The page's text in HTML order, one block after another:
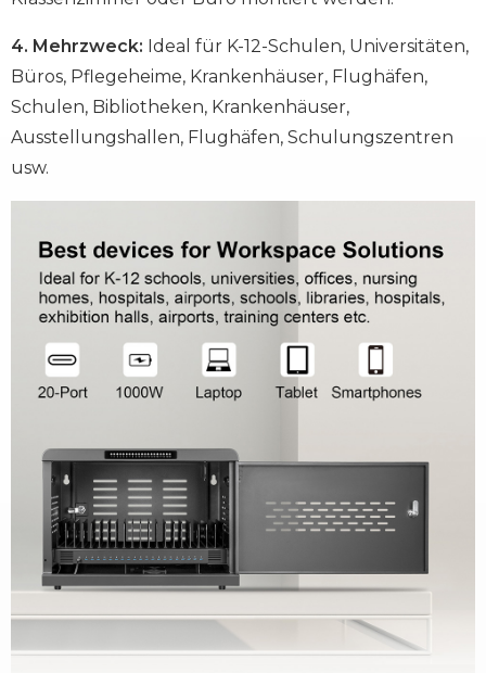
4. Mehrzweck: Ideal für K-12-Schulen, Universitäten,
Büros, Pflegeheime, Krankenhäuser, Flughäfen,
Schulen, Bibliotheken, Krankenhäuser,
Ausstellungshallen, Flughäfen, Schulungszentren
usw.